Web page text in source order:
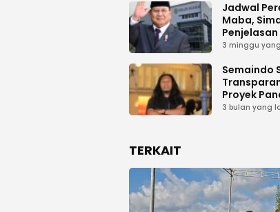
Jadwal
Maba,
Penjelasan
Haltim
3 minggu
Semaindo
Proyek
Geodipa
3 bulan yang
TERKAIT